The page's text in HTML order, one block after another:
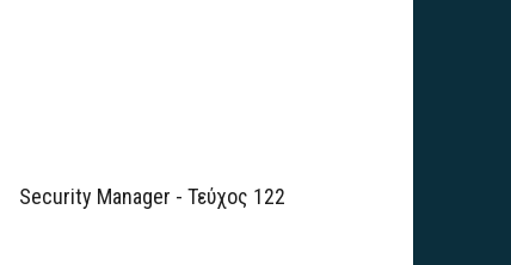
Security Manager - Τεύχος 122